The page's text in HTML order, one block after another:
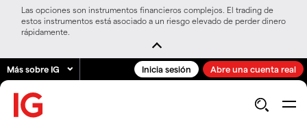
Las opciones son instrumentos financieros complejos. El trading de
estos instrumentos está asociado a un riesgo elevado de perder dinero
rápidamente.
Más sobre IG Inicia sesión Abre una cuenta real